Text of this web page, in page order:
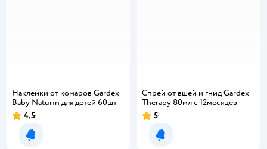
Наклейки от комаров Gardex
Baby Naturin для детей 60шт
Рейтинг:
4,5
Уведомить о появлении
Спрей от вшей и гнид Gardex
Therapy 80мл с 12месяцев
Рейтинг:
5
Уведомить о появлении